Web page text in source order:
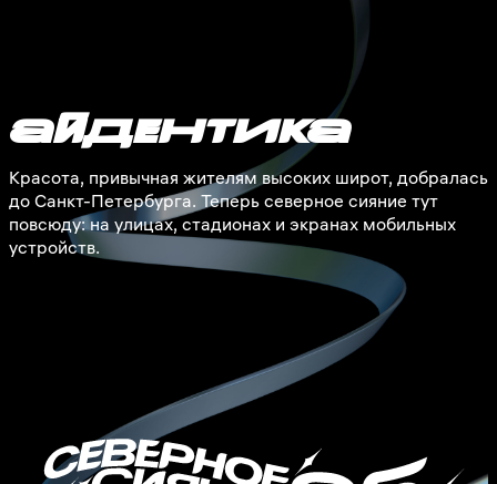
АйДеНтИкА
Красота, привычная жителям высоких широт, добралась
до Санкт-Петербурга. Теперь северное сияние тут
повсюду: на улицах, стадионах и экранах мобильных
устройств.